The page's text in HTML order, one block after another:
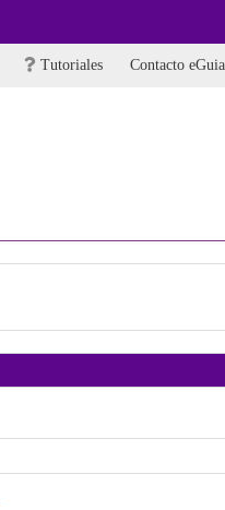
Tutoriales Contacto